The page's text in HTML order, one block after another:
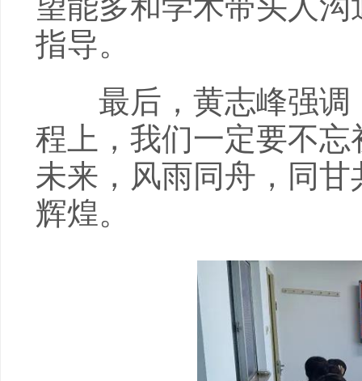
望能多和学术带头人
指导。
最后，黄志峰强调
程上，我们一定要不
未来，风雨同舟，同
辉煌。